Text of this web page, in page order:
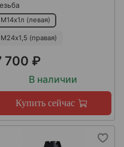
М14х1л (левая)
М24х1,5 (правая)
700 ₽
В наличии
Купить сейчас